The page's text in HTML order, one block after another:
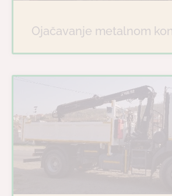
Ojačavanje metalnom